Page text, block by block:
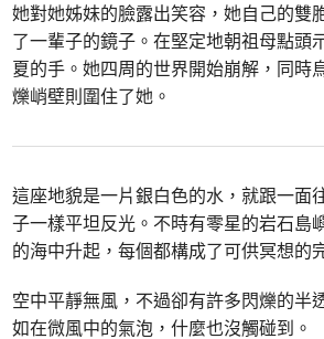
她對她姊妹的臉露出笑容，她自己的雙
了一輩子的鏡子。在堅定地朝祖母點頭
夏的手。她四周的世界開始崩解，同時
爍峭壁則圍住了她。
這座地貌是一片銀白色的水，就跟一面
子一樣平坦反光。不時有零星的岩石島
的海中升起，每個都構成了可供冥想的
空中平靜無風，不過卻有許多閃爍的半
如在微風中的氣泡，什麼也沒觸碰到。